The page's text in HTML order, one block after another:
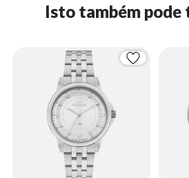
Isto também pode